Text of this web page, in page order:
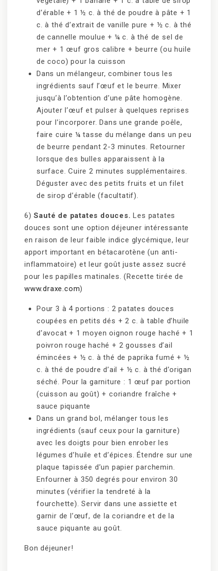
d’érable + 1 ½ c. à thé de poudre à pâte + 1
c. à thé d’extrait de vanille pure + ½ c. à thé
de cannelle moulue + ¼ c. à thé de sel de
mer + 1 œuf gros calibre + beurre (ou huile
de coco) pour la cuisson
Dans un mélangeur, combiner tous les
ingrédients sauf l’œuf et le beurre. Mixer
jusqu’à l’obtention d’une pâte homogène.
Ajouter l’œuf et pulser à quelques reprises
pour l’incorporer. Dans une grande poêle,
faire cuire ¼ tasse du mélange dans un peu
de beurre pendant 2-3 minutes. Retourner
lorsque des bulles apparaissent à la
surface. Cuire 2 minutes supplémentaires.
Déguster avec des petits fruits et un filet
de sirop d’érable (facultatif).
6)Sauté de patates douces. Les patates
douces sont une option déjeuner intéressante
en raison de leur faible indice glycémique, leur
apport important en bétacarotène (un anti-
inflammatoire) et leur goût juste assez sucré
pour les papilles matinales. (Recette tirée de
www.draxe.com)
Pour 3 à 4 portions : 2 patates douces
coupées en petits dés + 2 c. à table d’huile
d’avocat + 1 moyen oignon rouge haché + 1
poivron rouge haché + 2 gousses d’ail
émincées + ½ c. à thé de paprika fumé + ½
c. à thé de poudre d’ail + ½ c. à thé d’origan
séché. Pour la garniture : 1 œuf par portion
(cuisson au goût) + coriandre fraîche +
sauce piquante
Dans un grand bol, mélanger tous les
ingrédients (sauf ceux pour la garniture)
avec les doigts pour bien enrober les
légumes d’huile et d’épices. Étendre sur une
plaque tapissée d’un papier parchemin.
Enfourner à 350 degrés pour environ 30
minutes (vérifier la tendreté à la
fourchette). Servir dans une assiette et
garnir de l’œuf, de la coriandre et de la
sauce piquante au goût.
Bon déjeuner!